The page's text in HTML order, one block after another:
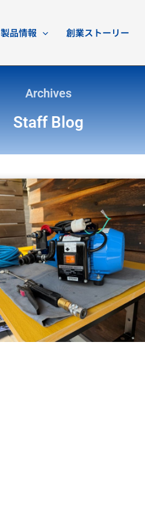
製品情報 創業ストーリー
Archives
Staff Blog
ペ
ー
ペ
ー
ジ
ペ
ー
ジ
ペ
ー
ジ